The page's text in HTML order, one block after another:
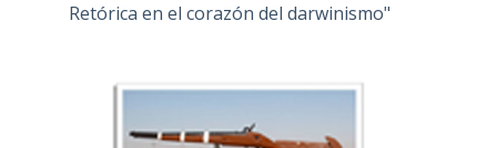
Retórica en el corazón del darwinismo"